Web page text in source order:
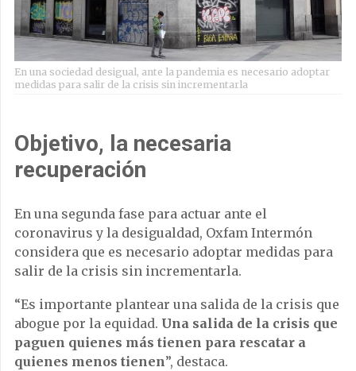
En una sociedad desigual, ante la pandemia es necesario adoptar
medidas para salir de la crisis sin incrementarla
Objetivo, la necesaria
recuperación
En una segunda fase para actuar ante el
coronavirus y la desigualdad, Oxfam Intermón
considera que es necesario adoptar medidas para
salir de la crisis sin incrementarla.
“Es importante plantear una salida de la crisis que
abogue por la equidad. Una salida de la crisis que
paguen quienes más tienen para rescatar a
quienes menos tienen”, destaca.